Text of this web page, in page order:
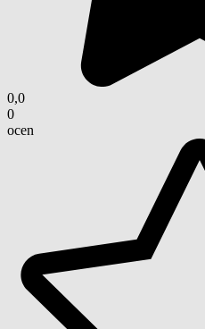
0,0
0
ocen